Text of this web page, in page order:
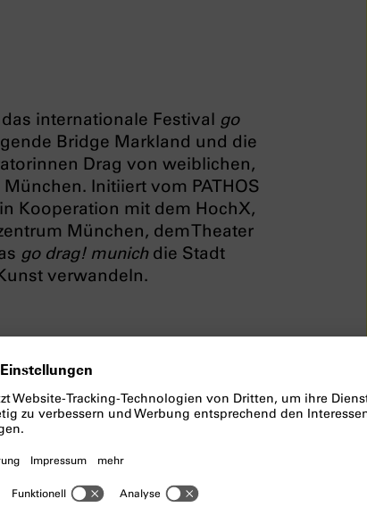
internationale Festival go
Bridge Markland und die
Drag von weiblichen,
Initiiert vom PATHOS
Kooperation mit dem HochX,
München, dem Theater
go drag! munichdie Stadt
verwandeln.
als performativer